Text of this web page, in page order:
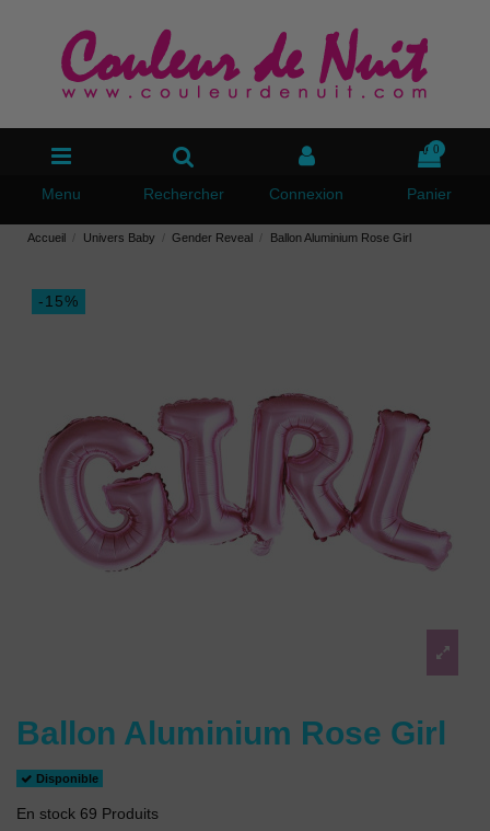
Menu Rechercher Connexion
0
Panier
Accueil Univers Baby Gender Reveal Ballon Aluminium Rose Girl
-15%
Ballon Aluminium Rose Girl
Disponible
En stock 69 Produits